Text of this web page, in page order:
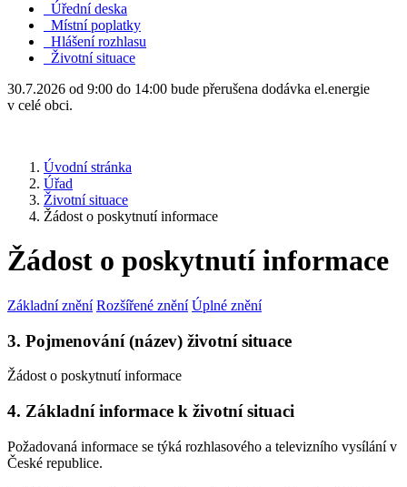
Úřední deska
Místní poplatky
Hlášení rozhlasu
Životní situace
30.7.2026 od 9:00 do 14:00 bude přerušena dodávka el.energie
v celé obci.
Úvodní stránka
Úřad
Životní situace
Žádost o poskytnutí informace
Žádost o poskytnutí informace
Základní znění Rozšířené znění Úplné znění
3. Pojmenování (název) životní situace
Žádost o poskytnutí informace
4. Základní informace k životní situaci
Požadovaná informace se týká rozhlasového a televizního vysílání v
České republice.